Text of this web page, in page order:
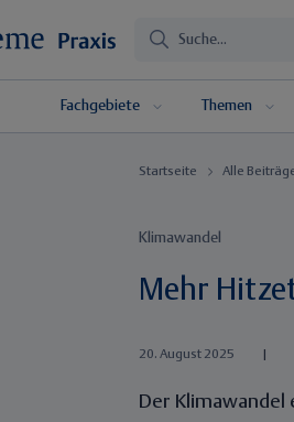
Fachgebiete Themen
Startseite Alle
Klimawandel
Mehr
20. August 2025
Der